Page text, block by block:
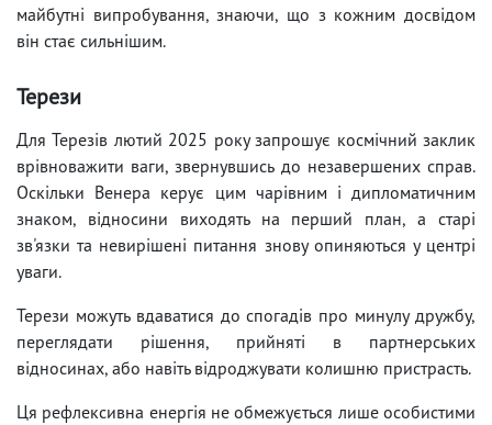
майбутні випробування, знаючи, що з кожним досвідом
він стає сильнішим.
Терези
Для Терезів лютий 2025 року запрошує космічний заклик
врівноважити ваги, звернувшись до незавершених справ.
Оскільки Венера керує цим чарівним і дипломатичним
знаком, відносини виходять на перший план, а старі
зв'язки та невирішені питання знову опиняються у центрі
уваги.
Терези можуть вдаватися до спогадів про минулу дружбу,
переглядати рішення, прийняті в партнерських
відносинах, або навіть відроджувати колишню пристрасть.
Ця рефлексивна енергія не обмежується лише особистими